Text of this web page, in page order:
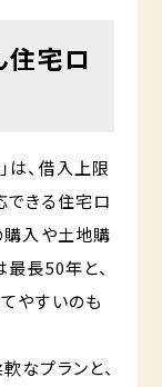
住宅ロ
は、借入上限
できる住宅ロ
購入や土地購
長50年と、
やすいのも
なプランと、